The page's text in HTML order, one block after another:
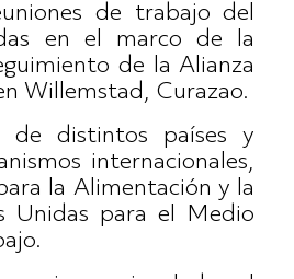
de trabajo del
en el marco de la
de la Alianza
Willemstad, Curazao.
de distintos países y
internacionales,
la Alimentación y la
Unidas para el Medio